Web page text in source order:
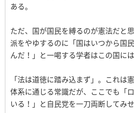
ある。
ただ、国が国民を縛るのが憲法だと
派をやゆするのに「国はいつから国
んだ！」と一喝する学者はこの国に
「法は道徳に踏み込まず」。これは
体系に通じる常識だが、ここでも「
いる！」と自民党を一刀両断してみせ